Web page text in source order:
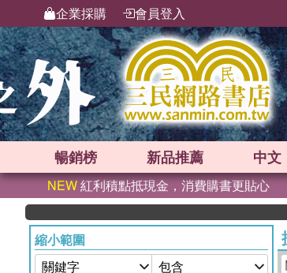
企業採購 會員登入
暢銷榜 新品推薦 中文
NEW紅利積點抵現金，消費購書更貼心
縮小範圍